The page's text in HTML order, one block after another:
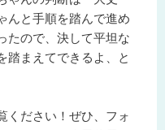
んと手順を踏んで進め
たので、決して平坦な
踏まえてできるよ、と
ください！ ぜひ、フォ